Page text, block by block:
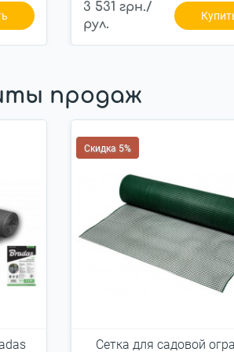
3 531 грн./
рул.
продаж
Скидка 5%
Сетка для садовой